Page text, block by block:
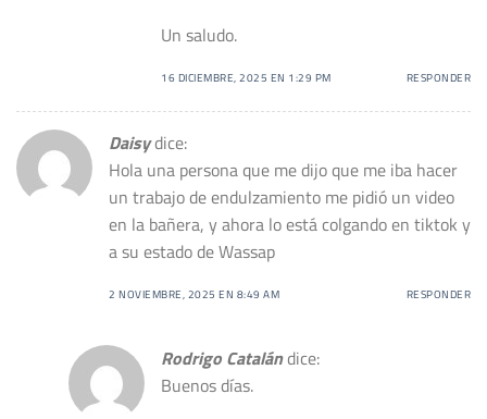
Un saludo.
16 DICIEMBRE, 2025 EN 1:29 PM RESPONDER
Daisydice:
Hola una persona que me dijo que me iba hacer
un trabajo de endulzamiento me pidió un video
en la bañera, y ahora lo está colgando en tiktok y
a su estado de Wassap
2 NOVIEMBRE, 2025 EN 8:49 AM RESPONDER
Rodrigo Catalándice:
Buenos días.